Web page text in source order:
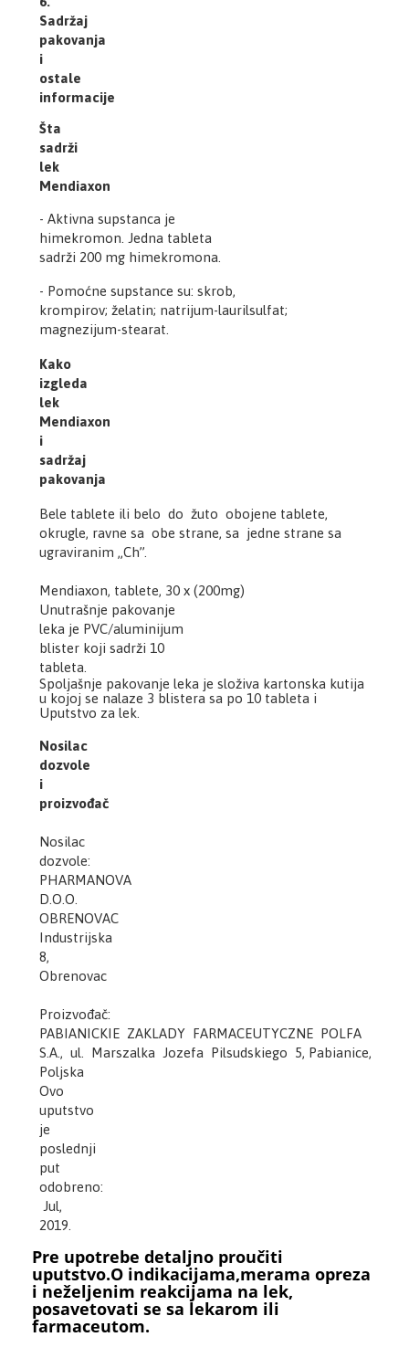
Sadržaj
pakovanja
i
ostale
informacije
Šta
sadrži
lek
Mendiaxon
- Aktivna supstanca je
himekromon. Jedna tableta
sadrži 200 mg himekromona.
- Pomoćne supstance su: skrob,
krompirov; želatin; natrijum-laurilsulfat;
magnezijum-stearat.
Kako
izgleda
lek
Mendiaxon
i
sadržaj
pakovanja
Bele tablete ili belo do žuto obojene tablete,
okrugle, ravne sa obe strane, sa jedne strane sa
ugraviranim „Ch”.
Mendiaxon, tablete, 30 x (200mg)
Unutrašnje pakovanje
leka je PVC/aluminijum
blister koji sadrži 10
tableta.
Spoljašnje pakovanje leka je složiva kartonska kutija
u kojoj se nalaze 3 blistera sa po 10 tableta i
Uputstvo za lek.
Nosilac
dozvole
i
proizvođač
Nosilac
dozvole:
PHARMANOVA
D.O.O.
OBRENOVAC
Industrijska
8,
Obrenovac
Proizvođač:
PABIANICKIE ZAKLADY FARMACEUTYCZNE POLFA
S.A., ul. Marszalka Jozefa Pilsudskiego 5, Pabianice,
Poljska
Ovo
uputstvo
je
poslednji
put
odobreno:
Jul,
2019.
Pre upotrebe detaljno proučiti
uputstvo.O indikacijama,merama opreza
i neželjenim reakcijama na lek,
posavetovati se sa lekarom ili
farmaceutom.